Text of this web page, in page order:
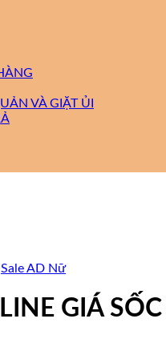
VÀ GIẶT ỦI
Sale AD Nữ
GIÁ